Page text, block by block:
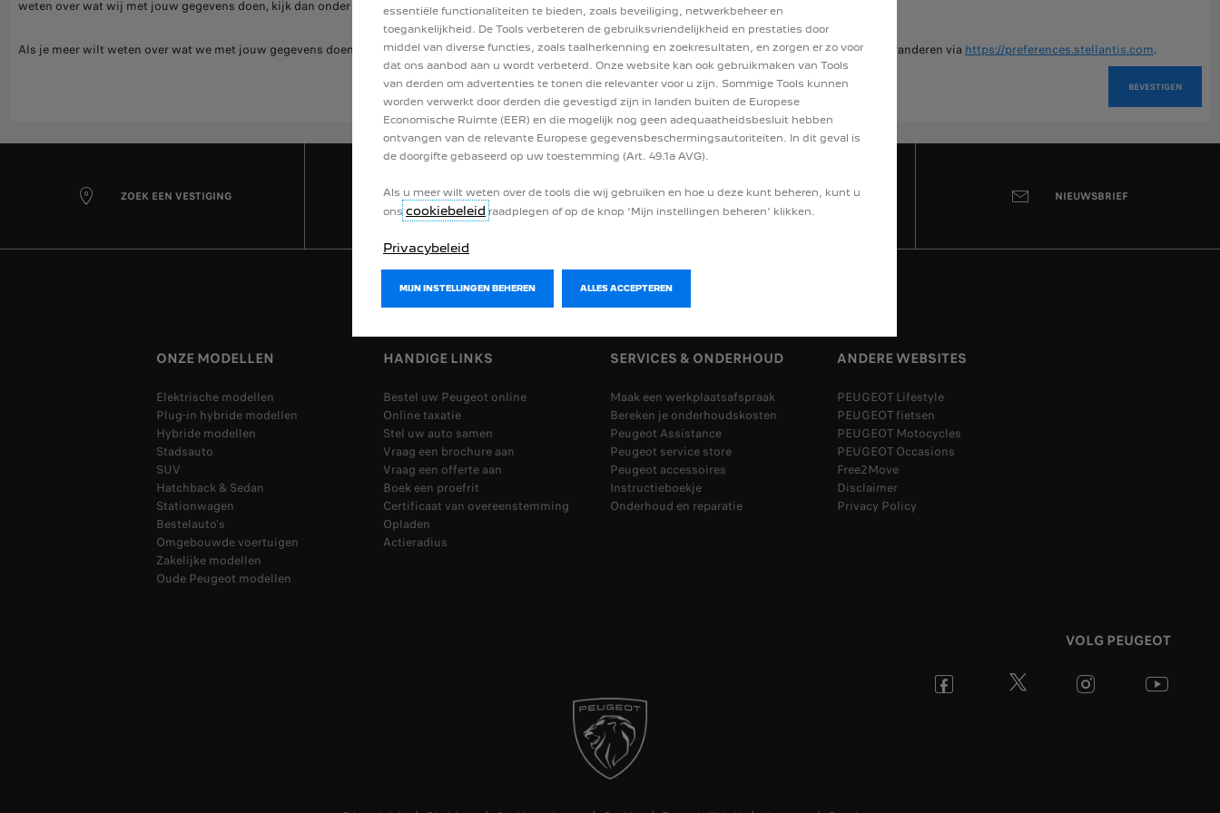
weten over wat wij met jouw gegevens doen, kijk dan onder 4.h) in onzePrivacyverklaring.
Als je meer wilt weten over wat we met jouw gegevens doen, kijk dan onder 4.c)/4.f) in onzePrivacyverklaring. En geen zorgen! Je kunt altijd van gedachten veranderen via https://preferences.stellantis.com.
BEVESTIGEN
ZOEK EEN VESTIGING MY PEUGEOT APP CONTACT NIEUWSBRIEF
ONZE MODELLEN
Elektrische modellen
Plug-in hybride modellen
Hybride modellen
Stadsauto
SUV
Hatchback & Sedan
Stationwagen
Bestelauto's
Omgebouwde voertuigen
Zakelijke modellen
Oude Peugeot modellen
HANDIGE LINKS
Bestel uw Peugeot online
Online taxatie
Stel uw auto samen
Vraag een brochure aan
Vraag een offerte aan
Boek een proefrit
Certificaat van overeenstemming
Opladen
Actieradius
SERVICES & ONDERHOUD
Maak een werkplaatsafspraak
Bereken je onderhoudskosten
Peugeot Assistance
Peugeot service store
Peugeot accessoires
Instructieboekje
Onderhoud en reparatie
ANDERE WEBSITES
PEUGEOT Lifestyle
PEUGEOT fietsen
PEUGEOT Motocycles
PEUGEOT Occasions
Free2Move
Disclaimer
Privacy Policy
VOLG PEUGEOT
essentiële functionaliteiten te bieden, zoals beveiliging, netwerkbeheer en
toegankelijkheid. De Tools verbeteren de gebruiksvriendelijkheid en prestaties door
middel van diverse functies, zoals taalherkenning en zoekresultaten, en zorgen er zo voor
dat ons aanbod aan u wordt verbeterd. Onze website kan ook gebruikmaken van Tools
van derden om advertenties te tonen die relevanter voor u zijn. Sommige Tools kunnen
worden verwerkt door derden die gevestigd zijn in landen buiten de Europese
Economische Ruimte (EER) en die mogelijk nog geen adequaatheidsbesluit hebben
ontvangen van de relevante Europese gegevensbeschermingsautoriteiten. In dit geval is
de doorgifte gebaseerd op uw toestemming (Art. 49.1a AVG).
Als u meer wilt weten over de tools die wij gebruiken en hoe u deze kunt beheren, kunt u
ons cookiebeleid raadplegen of op de knop ‘Mijn instellingen beheren’ klikken.
Privacybeleid
MIJN INSTELLINGEN BEHEREN ALLES ACCEPTEREN